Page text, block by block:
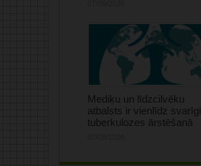
Mediķu un līdzcilvēku
atbalsts ir vienlīdz svarīgi
tuberkulozes ārstēšanā